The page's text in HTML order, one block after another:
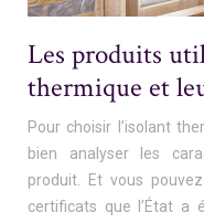
Les produits
thermique et
Pour choisir l’isolant
bien analyser les
produit. Et vous
certificats que l’État a